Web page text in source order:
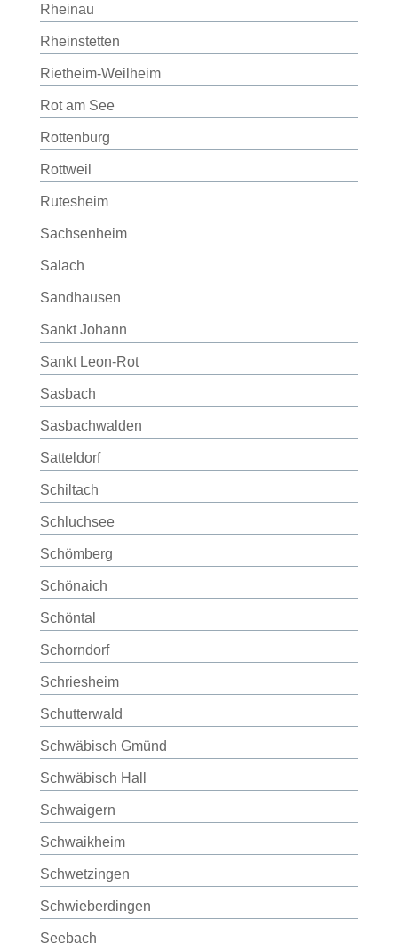
Rheinau
Rheinstetten
Rietheim-Weilheim
Rot am See
Rottenburg
Rottweil
Rutesheim
Sachsenheim
Salach
Sandhausen
Sankt Johann
Sankt Leon-Rot
Sasbach
Sasbachwalden
Satteldorf
Schiltach
Schluchsee
Schömberg
Schönaich
Schöntal
Schorndorf
Schriesheim
Schutterwald
Schwäbisch Gmünd
Schwäbisch Hall
Schwaigern
Schwaikheim
Schwetzingen
Schwieberdingen
Seebach